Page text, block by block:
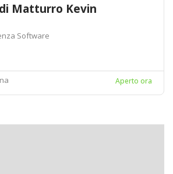
Matturro Kevin
Software
Aperto ora